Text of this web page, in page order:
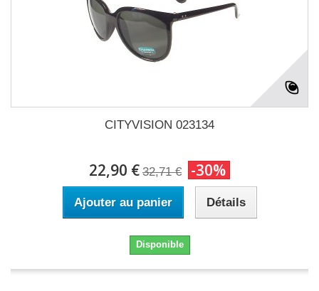
CITYVISION 023134
22,90 € 32,71 € -30%
Ajouter au panier Détails
Disponible